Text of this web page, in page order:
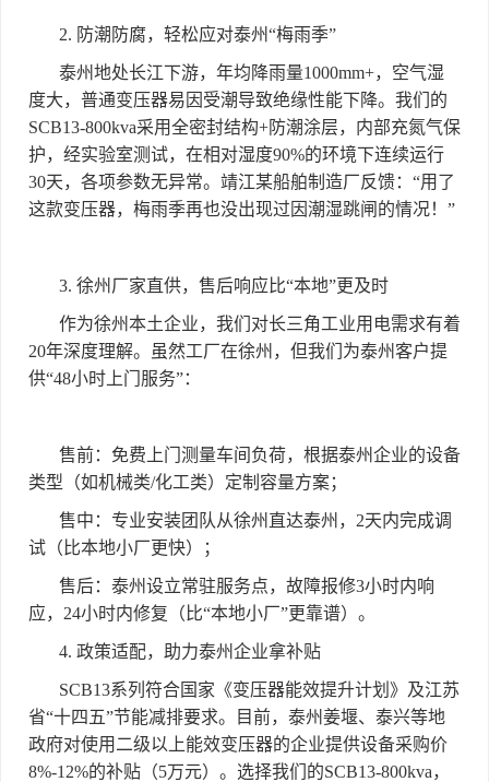
2. 防潮防腐，轻松应对泰州“梅雨季”
泰州地处长江下游，年均降雨量1000mm+，空气湿
度大，普通变压器易因受潮导致绝缘性能下降。我们的
SCB13-800kva采用全密封结构+防潮涂层，内部充氮气保
护，经实验室测试，在相对湿度90%的环境下连续运行
30天，各项参数无异常。靖江某船舶制造厂反馈： “用了
这款变压器，梅雨季再也没出现过因潮湿跳闸的情况！ ”
3. 徐州厂家直供，售后响应比“本地”更及时
作为徐州本土企业，我们对长三角工业用电需求有着
20年深度理解。虽然工厂在徐州，但我们为泰州客户提
供“48小时上门服务”：
售前：免费上门测量车间负荷，根据泰州企业的设备
类型（如机械类/化工类）定制容量方案；
售中：专业安装团队从徐州直达泰州， 2天内完成调
试（比本地小厂更快）；
售后：泰州设立常驻服务点，故障报修3小时内响
应， 24小时内修复（比“本地小厂”更靠谱）。
4. 政策适配，助力泰州企业拿补贴
SCB13系列符合国家《变压器能效提升计划》及江苏
省“十四五”节能减排要求。目前，泰州姜堰、泰兴等地
政府对使用二级以上能效变压器的企业提供设备采购价
8%-12%的补贴（5万元）。选择我们的SCB13-800kva，